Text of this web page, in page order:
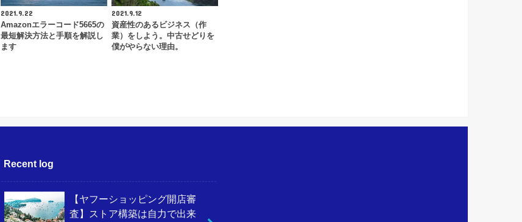
2021.9.22
Amazonエラーコード5665の
最短解決方法と手順を解説し
ます
2021.9.12
資産性のあるビジネス（作
業）をしよう。中古せどりを
僕がやらない理由。
Recent log
【ヤフーショッピング開店審
査】ストア構築は自力で出来